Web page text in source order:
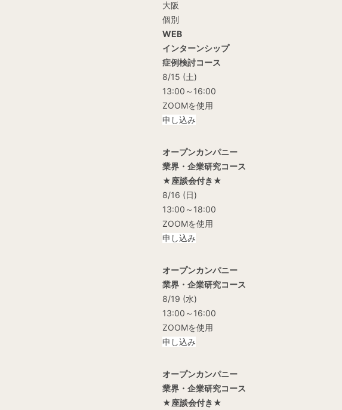
大阪
個別
WEB
インターンシップ
症例検討コース
8/15 (土)
13:00～16:00
ZOOMを使用
申し込み
オープンカンパニー
業界・企業研究コース
★座談会付き★
8/16 (日)
13:00～18:00
ZOOMを使用
申し込み
オープンカンパニー
業界・企業研究コース
8/19 (水)
13:00～16:00
ZOOMを使用
申し込み
オープンカンパニー
業界・企業研究コース
★座談会付き★